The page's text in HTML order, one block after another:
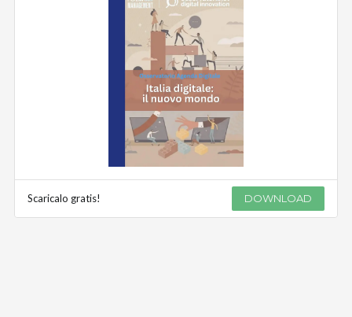
Scaricalo gratis! DOWNLOAD